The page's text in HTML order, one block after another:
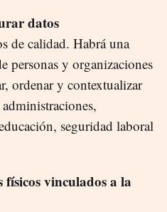
datos
de calidad. Habrá una
personas y organizaciones
ordenar y contextualizar
seguridad laboral
físicos vinculados a la